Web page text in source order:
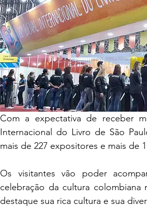
Com a expectativa de receber
Internacional do Livro de São
mais de 227 expositores e mais de
Os visitantes vão poder
celebração da cultura
destaque sua rica cultura e sua